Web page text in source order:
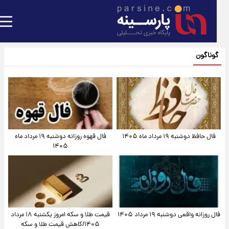
گوناگون
فال حافظ دوشنبه ۱۹ مرداد ماه ۱۴۰۵
فال قهوه روزانه دوشنبه ۱۹ مرداد ماه
۱۴۰۵
فال روزانه واقعی دوشنبه ۱۹ مرداد ۱۴۰۵
قیمت طلا و سکه امروز یکشنبه ۱۸ مرداد
۱۴۰۵/کاهش قیمت طلا و سکه